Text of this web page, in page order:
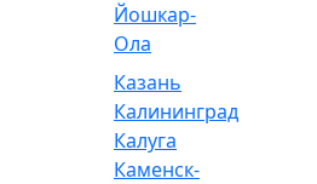
Йошкар-
Ола
Казань
Калининград
Калуга
Каменск-